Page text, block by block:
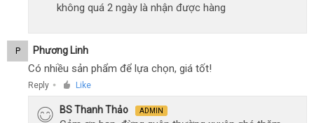
không quá 2 ngày là nhận được hàng
P Phương Linh
Có nhiều sản phẩm để lựa chọn, giá tốt!
Reply ● Like
BS Thanh Thảo ADMIN